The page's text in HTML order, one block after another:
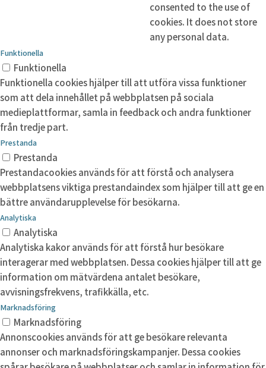
consented to the use of
cookies. It does not store
any personal data.
Funktionella
Funktionella
Funktionella cookies hjälper till att utföra vissa funktioner
som att dela innehållet på webbplatsen på sociala
medieplattformar, samla in feedback och andra funktioner
från tredje part.
Prestanda
Prestanda
Prestandacookies används för att förstå och analysera
webbplatsens viktiga prestandaindex som hjälper till att ge en
bättre användarupplevelse för besökarna.
Analytiska
Analytiska
Analytiska kakor används för att förstå hur besökare
interagerar med webbplatsen. Dessa cookies hjälper till att ge
information om mätvärdena antalet besökare,
avvisningsfrekvens, trafikkälla, etc.
Marknadsföring
Marknadsföring
Annonscookies används för att ge besökare relevanta
annonser och marknadsföringskampanjer. Dessa cookies